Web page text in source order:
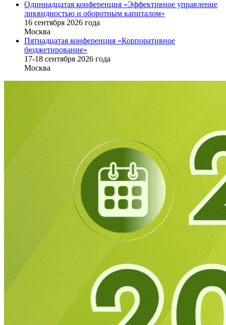
Одиннадцатая конференция «Эффективное управление
ликвидностью и оборотным капиталом»
16 cентября 2026 года
Москва
Пятнадцатая конференция «Корпоративное
бюджетирование»
17-18 сентября 2026 года
Москва